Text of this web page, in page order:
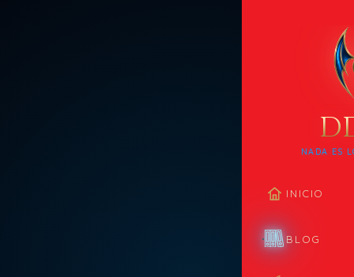
NADA ES
INICIO
BLOG